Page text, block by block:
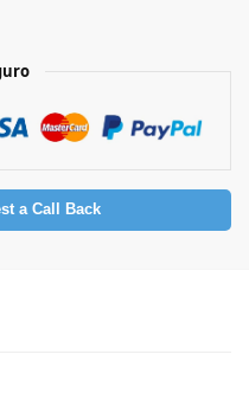
a Call Back